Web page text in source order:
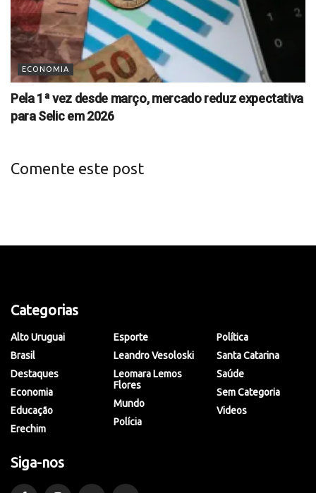
ECONOMIA
Pela 1ª vez desde março, mercado reduz expectativa
para Selic em 2026
Comente este post
Categorias
Alto Uruguai
Brasil
Destaques
Economia
Educação
Erechim
Esporte
Leandro Vesoloski
Leomara Lemos
Flores
Mundo
Polícia
Política
Santa Catarina
Saúde
Sem Categoria
Videos
Siga-nos